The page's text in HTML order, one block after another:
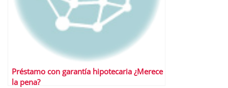
Préstamo con garantía hipotecaria ¿Merece
la pena?